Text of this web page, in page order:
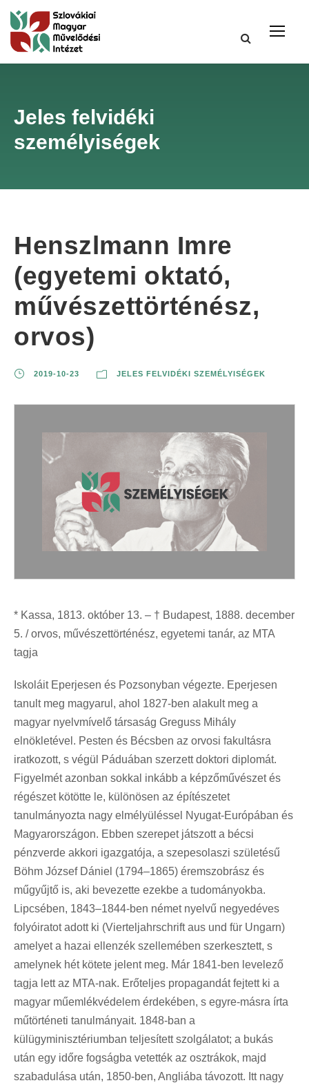
Jeles felvidéki
személyiségek
Henszlmann Imre
(egyetemi oktató,
művészettörténész,
orvos)
2019-10-23 JELES FELVIDÉKI SZEMÉLYISÉGEK
* Kassa, 1813. október 13. – † Budapest, 1888. december
5. / orvos, művészettörténész, egyetemi tanár, az MTA
tagja
Iskoláit Eperjesen és Pozsonyban végezte. Eperjesen
tanult meg magyarul, ahol 1827-ben alakult meg a
magyar nyelvmívelő társaság Greguss Mihály
elnökletével. Pesten és Bécsben az orvosi fakultásra
iratkozott, s végül Páduában szerzett doktori diplomát.
Figyelmét azonban sokkal inkább a képzőművészet és
régészet kötötte le, különösen az építészetet
tanulmányozta nagy elmélyüléssel Nyugat-Európában és
Magyarországon. Ebben szerepet játszott a bécsi
pénzverde akkori igazgatója, a szepesolaszi születésű
Böhm József Dániel (1794–1865) éremszobrász és
műgyűjtő is, aki bevezette ezekbe a tudományokba.
Lipcsében, 1843–1844-ben német nyelvű negyedéves
folyóiratot adott ki (Vierteljahrschrift aus und für Ungarn)
amelyet a hazai ellenzék szellemében szerkesztett, s
amelynek hét kötete jelent meg. Már 1841-ben levelező
tagja lett az MTA-nak. Erőteljes propagandát fejtett ki a
magyar műemlékvédelem érdekében, s egyre-másra írta
műtörténeti tanulmányait. 1848-ban a
külügyminisztériumban teljesített szolgálatot; a bukás
után egy időre fogságba vetették az osztrákok, majd
szabadulása után, 1850-ben, Angliába távozott. Itt nagy